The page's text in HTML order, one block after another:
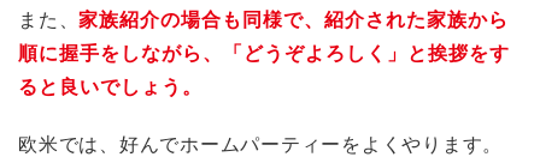
また、家族紹介の場合も同様で、紹介された家族から
順に握手をしながら、「どうぞよろしく」と挨拶をす
ると良いでしょう。
欧米では、好んでホームパーティーをよくやります。